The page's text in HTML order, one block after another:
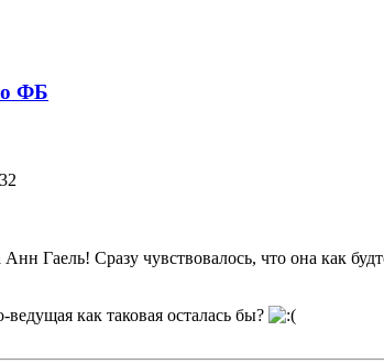
ФБ
Гаель! Сразу чувствовалось, что она как
как таковая осталась бы?